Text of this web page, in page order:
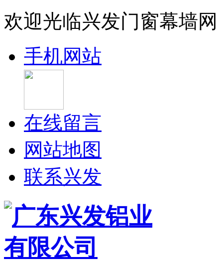
欢迎光临兴发门窗幕墙网
手机网站
在线留言
网站地图
联系兴发